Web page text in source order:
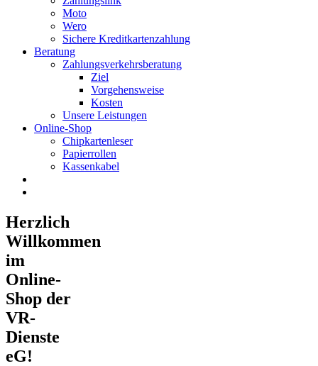
Moto
Wero
Sichere Kreditkartenzahlung
Beratung
Zahlungsverkehrsberatung
Ziel
Vorgehensweise
Kosten
Unsere Leistungen
Online-Shop
Chipkartenleser
Papierrollen
Kassenkabel
Herzlich
Willkommen
im
Online-
Shop der
VR-
Dienste
eG!